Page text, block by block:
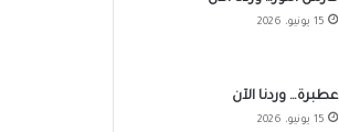
15 يونيو، 2026
عطبرة… وردنا الآن
15 يونيو، 2026